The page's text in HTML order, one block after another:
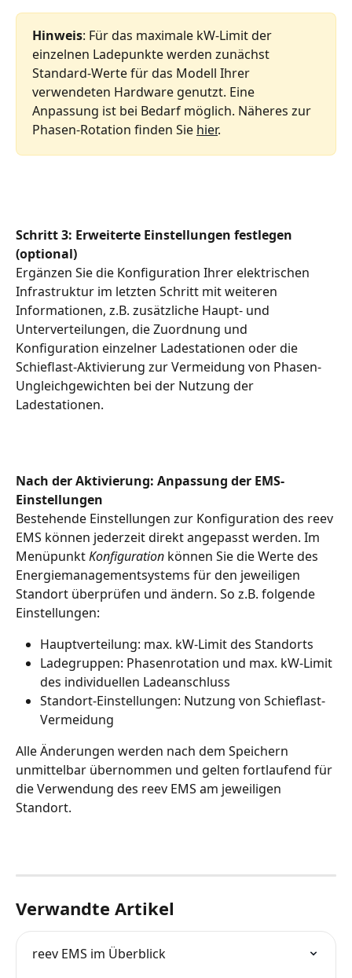
Hinweis: Für das maximale kW-Limit der
einzelnen Ladepunkte werden zunächst
Standard-Werte für das Modell Ihrer
verwendeten Hardware genutzt. Eine
Anpassung ist bei Bedarf möglich. Näheres zur
Phasen-Rotation finden Sie hier.
Schritt 3: Erweiterte Einstellungen festlegen
(optional)
Ergänzen Sie die Konfiguration Ihrer elektrischen
Infrastruktur im letzten Schritt mit weiteren
Informationen, z.B. zusätzliche Haupt- und
Unterverteilungen, die Zuordnung und
Konfiguration einzelner Ladestationen oder die
Schieflast-Aktivierung zur Vermeidung von Phasen-
Ungleichgewichten bei der Nutzung der
Ladestationen.
Nach der Aktivierung: Anpassung der EMS-
Einstellungen
Bestehende Einstellungen zur Konfiguration des reev
EMS können jederzeit direkt angepasst werden. Im
Menüpunkt Konfiguration können Sie die Werte des
Energiemanagementsystems für den jeweiligen
Standort überprüfen und ändern. So z.B. folgende
Einstellungen:
Hauptverteilung: max. kW-Limit des Standorts
Ladegruppen: Phasenrotation und max. kW-Limit
des individuellen Ladeanschluss
Standort-Einstellungen: Nutzung von Schieflast-
Vermeidung
Alle Änderungen werden nach dem Speichern
unmittelbar übernommen und gelten fortlaufend für
die Verwendung des reev EMS am jeweiligen
Standort.
Verwandte Artikel
reev EMS im Überblick